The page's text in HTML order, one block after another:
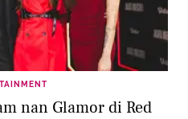
nan Glamor di Red